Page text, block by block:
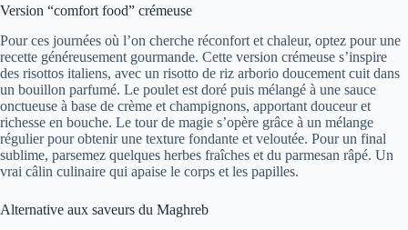
Version “comfort food” crémeuse
Pour ces journées où l’on cherche réconfort et chaleur, optez pour une
recette généreusement gourmande. Cette version crémeuse s’inspire
des risottos italiens, avec un risotto de riz arborio doucement cuit dans
un bouillon parfumé. Le poulet est doré puis mélangé à une sauce
onctueuse à base de crème et champignons, apportant douceur et
richesse en bouche. Le tour de magie s’opère grâce à un mélange
régulier pour obtenir une texture fondante et veloutée. Pour un final
sublime, parsemez quelques herbes fraîches et du parmesan râpé. Un
vrai câlin culinaire qui apaise le corps et les papilles.
Alternative aux saveurs du Maghreb